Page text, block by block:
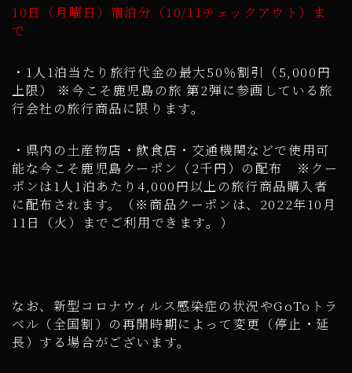
10日（月曜日）宿泊分（10/11チェックアウト）ま
で
・1人1泊当たり旅行代金の最大50％割引（5,000円
上限） ※今こそ鹿児島の旅 第2弾に参画している旅
行会社の旅行商品に限ります。
・県内の土産物店・飲食店・交通機関などで使用可
能な今こそ鹿児島クーポン（2千円）の配布 ※クー
ポンは1人1泊あたり4,000円以上の旅行商品購入者
に配布されます。（※商品クーポンは、2022年10月
11日（火）までご利用できます。）
なお、新型コロナウィルス感染症の状況やGoToトラ
ベル（全国割）の再開時期によって変更（停止・延
長）する場合がございます。